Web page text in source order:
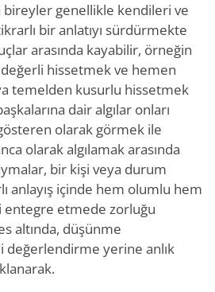
bireyler genellikle kendileri ve
bir anlatıyı sürdürmekte
arasında kayabilir, örneğin
hissetmek ve hemen
temelden kusurlu hissetmek
dair algılar onları
olarak görmek ile
olarak algılamak arasında
bir kişi veya durum
anlayış içinde hem olumlu hem
etmede zorluğu
altında, düşünme
değerlendirme yerine anlık